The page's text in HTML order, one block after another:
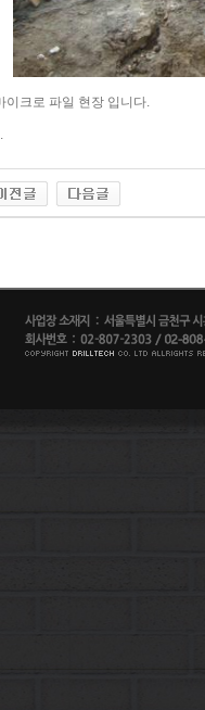
이크로 파일 현장 입니다.
.